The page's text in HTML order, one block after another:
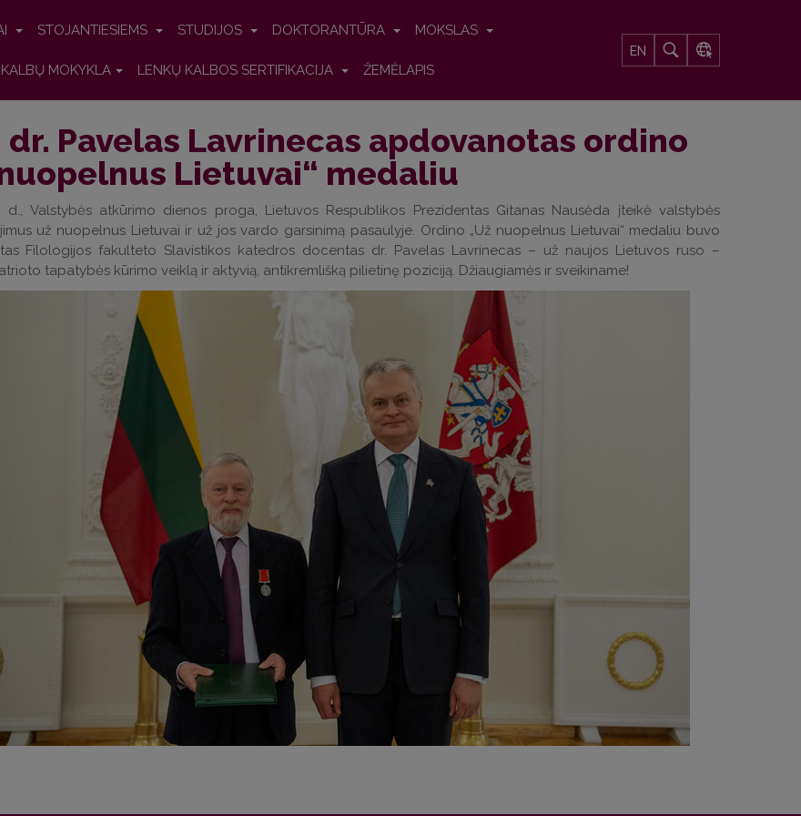
STOJANTIESIEMS STUDIJOS DOKTORANTŪRA MOKSLAS
KALBŲ MOKYKLA LENKŲ KALBOS SERTIFIKACIJA ŽEMĖLAPIS
EN
dr. Pavelas Lavrinecas apdovanotas ordino
Lietuvai“ medaliu
d., Valstybės atkūrimo dienos proga, Lietuvos Respublikos Prezidentas Gitanas Nausėda įteikė valstybės
už nuopelnus Lietuvai ir už jos vardo garsinimą pasaulyje. Ordino „Už nuopelnus Lietuvai“ medaliu buvo
Filologijos fakulteto Slavistikos katedros docentas dr. Pavelas Lavrinecas – už naujos Lietuvos ruso –
tapatybės kūrimo veiklą ir aktyvią, antikremlišką pilietinę poziciją. Džiaugiamės ir sveikiname!